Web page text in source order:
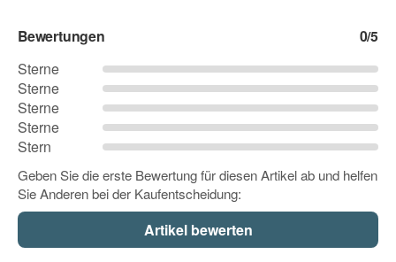
Vorname
Nachname
Firma
Bewertungen 0/5
Sterne
Sterne
Sterne
Sterne
Stern
Geben Sie die erste Bewertung für diesen Artikel ab und helfen
Sie Anderen bei der Kaufentscheidung: